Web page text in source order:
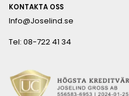
KONTAKTA OSS
Info@Joselind.se
Tel: 08-722 41 34